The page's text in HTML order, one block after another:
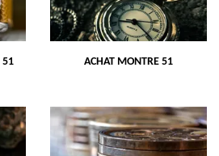
51 ACHAT MONTRE 51